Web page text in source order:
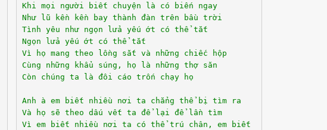
Khi mọi người biết chuyện là có biến ngay
Như lũ kền kền bay thành đàn trên bầu trời
Tình yêu như ngọn lửa yếu ớt có thể tắt
Ngọn lưả yếu ớt có thể tắt
Vì họ mang theo lồng sắt và những chiếc hộp
Cùng những khẩu súng, họ là những thợ săn
Còn chúng ta là đôi cáo trốn chạy họ
Anh à em biết nhiều nơi ta chẳng thể bị tìm ra
Và họ sẽ theo dấu vết ta để lại để lần tìm
Vì em biết nhiều nơi ta có thể trú chân, em biết